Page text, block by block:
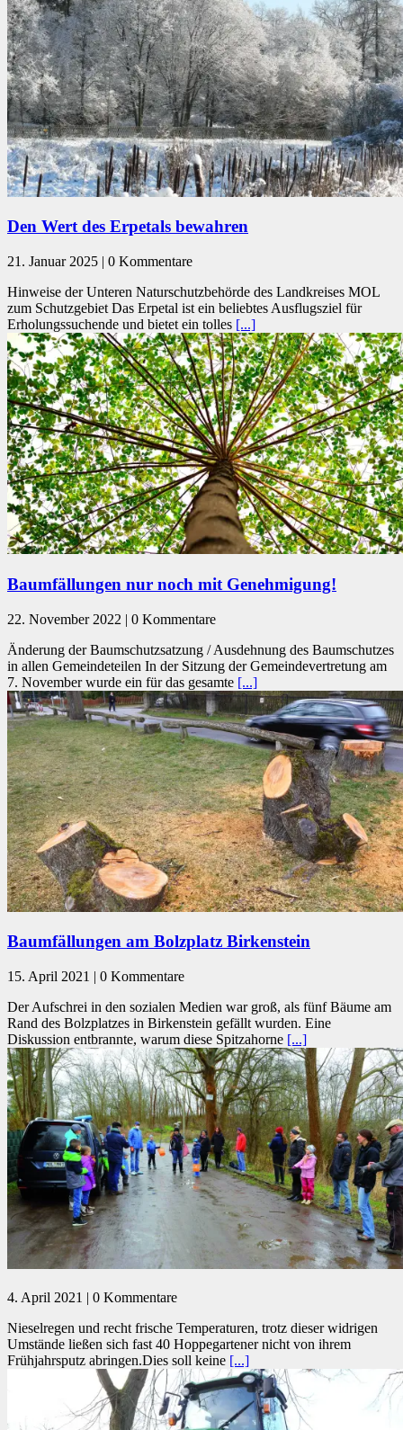
Den Wert des Erpetals bewahren
21. Januar 2025 | 0 Kommentare
Hinweise der Unteren Naturschutzbehörde des Landkreises MOL
zum Schutzgebiet Das Erpetal ist ein beliebtes Ausflugsziel für
Erholungssuchende und bietet ein tolles [...]
Baumfällungen nur noch mit Genehmigung!
22. November 2022 | 0 Kommentare
Änderung der Baumschutzsatzung / Ausdehnung des Baumschutzes
in allen Gemeindeteilen In der Sitzung der Gemeindevertretung am
7. November wurde ein für das gesamte [...]
Baumfällungen am Bolzplatz Birkenstein
15. April 2021 | 0 Kommentare
Der Aufschrei in den sozialen Medien war groß, als fünf Bäume am
Rand des Bolzplatzes in Birkenstein gefällt wurden. Eine
Diskussion entbrannte, warum diese Spitzahorne [...]
4. April 2021 | 0 Kommentare
Nieselregen und recht frische Temperaturen, trotz dieser widrigen
Umstände ließen sich fast 40 Hoppegartener nicht von ihrem
Frühjahrsputz abringen.Dies soll keine [...]